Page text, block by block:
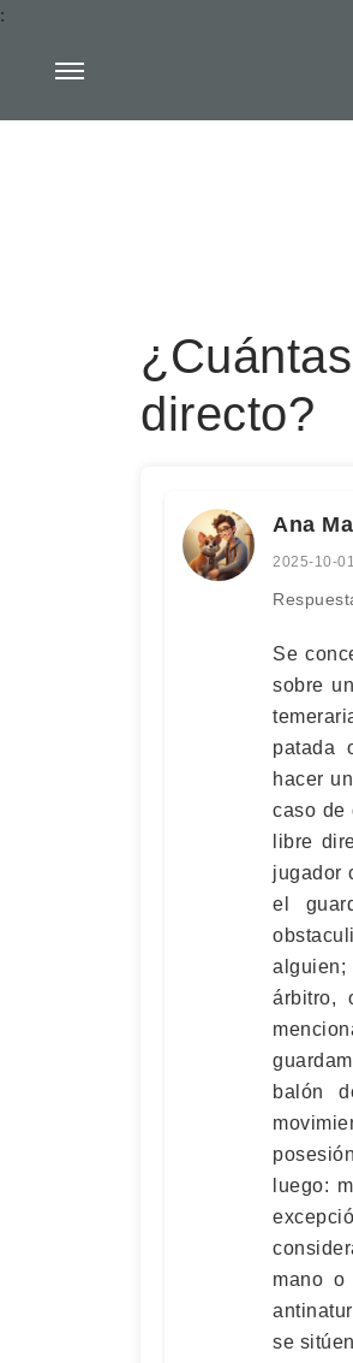
:
directo?
Ana
2025-10-
Se
sobre
patada
hacer
caso de
libre
jugador
el
alguien;
árbitro,
balón
luego:
mano
se